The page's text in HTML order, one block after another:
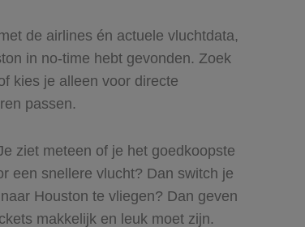
de airlines én actuele vluchtdata,
in no-time hebt gevonden. Zoek
kies je alleen voor directe
passen.
ziet meteen of je het goedkoopste
een snellere vlucht? Dan switch je
Houston te vliegen? Dan geven
makkelijk en leuk moet zijn.